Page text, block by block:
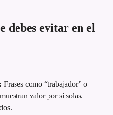
debes evitar en el
Frases como “trabajador” o
valor por sí solas.